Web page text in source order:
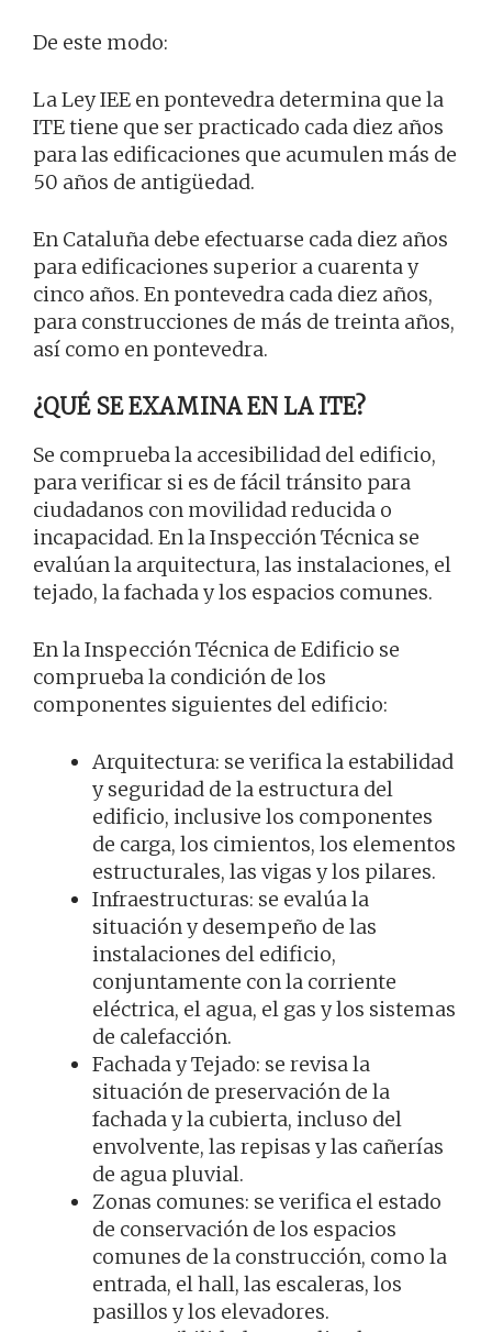
De este modo:
La Ley IEE en pontevedra determina que la
ITE tiene que ser practicado cada diez años
para las edificaciones que acumulen más de
50 años de antigüedad.
En Cataluña debe efectuarse cada diez años
para edificaciones superior a cuarenta y
cinco años. En pontevedra cada diez años,
para construcciones de más de treinta años,
así como en pontevedra.
¿QUÉ SE EXAMINA EN LA ITE?
Se comprueba la accesibilidad del edificio,
para verificar si es de fácil tránsito para
ciudadanos con movilidad reducida o
incapacidad. En la Inspección Técnica se
evalúan la arquitectura, las instalaciones, el
tejado, la fachada y los espacios comunes.
En la Inspección Técnica de Edificio se
comprueba la condición de los
componentes siguientes del edificio:
Arquitectura: se verifica la estabilidad
y seguridad de la estructura del
edificio, inclusive los componentes
de carga, los cimientos, los elementos
estructurales, las vigas y los pilares.
Infraestructuras: se evalúa la
situación y desempeño de las
instalaciones del edificio,
conjuntamente con la corriente
eléctrica, el agua, el gas y los sistemas
de calefacción.
Fachada y Tejado: se revisa la
situación de preservación de la
fachada y la cubierta, incluso del
envolvente, las repisas y las cañerías
de agua pluvial.
Zonas comunes: se verifica el estado
de conservación de los espacios
comunes de la construcción, como la
entrada, el hall, las escaleras, los
pasillos y los elevadores.